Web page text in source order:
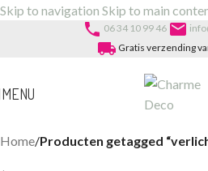
Skip to navigation Skip to main
phone 06 34 10 99 46 email
local_shipping Gratis verzending
MENU
Home/Producten getagged